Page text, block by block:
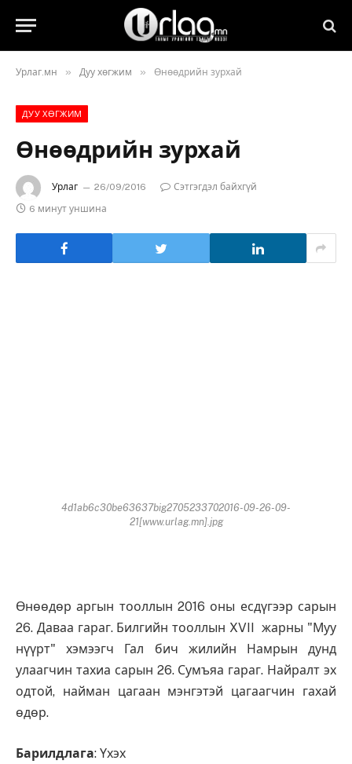
Урлаг.мн » Дуу хөгжим » Өнөөдрийн зурхай
ДУУ ХӨГЖИМ
Өнөөдрийн зурхай
Урлаг 26/09/2016
Сэтгэгдэл байхгүй
6 минут уншина
4d1ab6c30be63637big2705233702016-09-26-09-
21[www.urlag.mn].jpg
Өнөөдөр аргын тооллын 2016 оны есдүгээр сарын
26. Даваа гараг. Билгийн тооллын XVII жарны "Муу
нүүрт" хэмээгч Гал бич жилийн Намрын дунд
улаагчин тахиа сарын 26. Сумъяа гараг. Найралт эх
одтой, найман цагаан мэнгэтэй цагаагчин гахай
өдөр.
Барилдлага: Үхэх